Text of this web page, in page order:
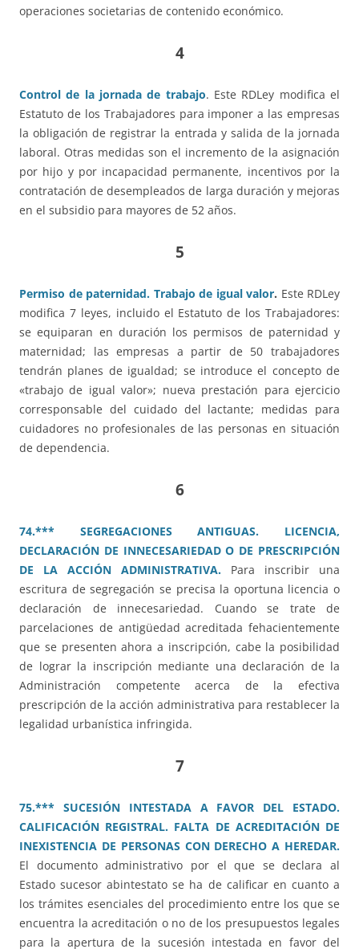
operaciones societarias de contenido económico.
4
Control de la jornada de trabajo. Este RDLey modifica el
Estatuto de los Trabajadores para imponer a las empresas
la obligación de registrar la entrada y salida de la jornada
laboral. Otras medidas son el incremento de la asignación
por hijo y por incapacidad permanente, incentivos por la
contratación de desempleados de larga duración y mejoras
en el subsidio para mayores de 52 años.
5
Permiso de paternidad. Trabajo de igual valor. Este RDLey
modifica 7 leyes, incluido el Estatuto de los Trabajadores:
se equiparan en duración los permisos de paternidad y
maternidad; las empresas a partir de 50 trabajadores
tendrán planes de igualdad; se introduce el concepto de
«trabajo de igual valor»; nueva prestación para ejercicio
corresponsable del cuidado del lactante; medidas para
cuidadores no profesionales de las personas en situación
de dependencia.
6
74.*** SEGREGACIONES ANTIGUAS. LICENCIA,
DECLARACIÓN DE INNECESARIEDAD O DE PRESCRIPCIÓN
DE LA ACCIÓN ADMINISTRATIVA. Para inscribir una
escritura de segregación se precisa la oportuna licencia o
declaración de innecesariedad. Cuando se trate de
parcelaciones de antigüedad acreditada fehacientemente
que se presenten ahora a inscripción, cabe la posibilidad
de lograr la inscripción mediante una declaración de la
Administración competente acerca de la efectiva
prescripción de la acción administrativa para restablecer la
legalidad urbanística infringida.
7
75.*** SUCESIÓN INTESTADA A FAVOR DEL ESTADO.
CALIFICACIÓN REGISTRAL. FALTA DE ACREDITACIÓN DE
INEXISTENCIA DE PERSONAS CON DERECHO A HEREDAR.
El documento administrativo por el que se declara al
Estado sucesor abintestato se ha de calificar en cuanto a
los trámites esenciales del procedimiento entre los que se
encuentra la acreditación o no de los presupuestos legales
para la apertura de la sucesión intestada en favor del